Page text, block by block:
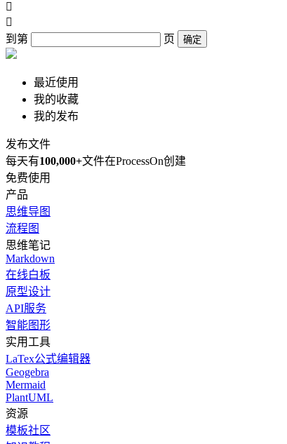


到第
页 确定
最近使用
我的收藏
我的发布
发布文件
每天有100,000+文件在ProcessOn创建
免费使用
产品
思维导图
流程图
思维笔记
Markdown
在线白板
原型设计
API服务
智能图形
实用工具
LaTex公式编辑器
Geogebra
Mermaid
PlantUML
资源
模板社区